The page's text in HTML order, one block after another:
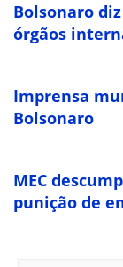
Bolsonaro
órgãos
Imprensa
Bolsonaro
MEC
punição de